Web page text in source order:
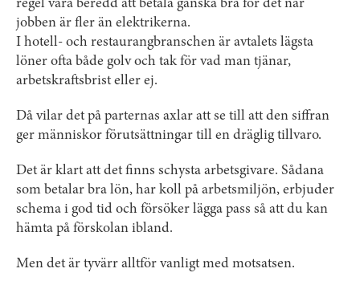
regel vara beredd att betala ganska bra för det när
jobben är fler än elektrikerna.
I hotell- och restaurangbranschen är avtalets lägsta
löner ofta både golv och tak för vad man tjänar,
arbetskraftsbrist eller ej.
Då vilar det på parternas axlar att se till att den siffran
ger människor förutsättningar till en dräglig tillvaro.
Det är klart att det finns schysta arbetsgivare. Sådana
som betalar bra lön, har koll på arbetsmiljön, erbjuder
schema i god tid och försöker lägga pass så att du kan
hämta på förskolan ibland.
Men det är tyvärr alltför vanligt med motsatsen.